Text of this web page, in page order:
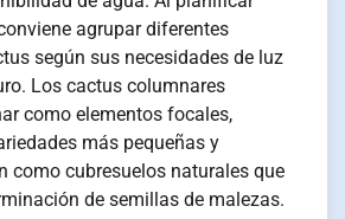
agrupar diferentes
según sus necesidades de luz
Los cactus columnares
como elementos focales,
más pequeñas y
como cubresuelos naturales que
de semillas de malezas.